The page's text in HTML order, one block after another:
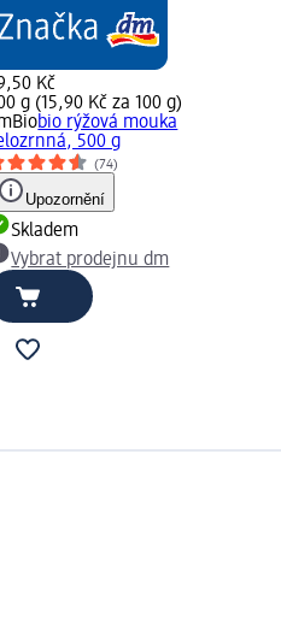
Kč
g (15,90 Kč za 100 g)
bio rýžová mouka
500 g
(74)
Upozornění
Skladem
Vybrat prodejnu dm